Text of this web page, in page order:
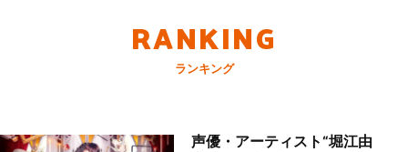
RANKING
ランキング
声優・アーティスト“堀江由